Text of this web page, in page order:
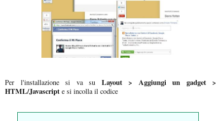
Per l'installazione si va su Layout > Aggiungi un gadget >
HTML/Javascript e si incolla il codice